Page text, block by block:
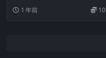
1 年前 10